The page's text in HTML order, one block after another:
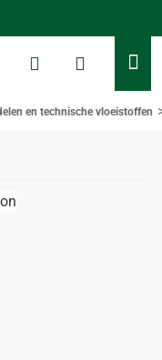
en technische vloeistoffen